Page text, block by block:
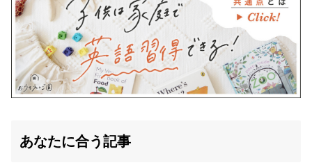
あなたに合う記事